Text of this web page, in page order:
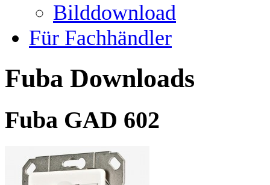
Bilddownload
Für Fachhändler
Fuba Downloads
Fuba GAD 602